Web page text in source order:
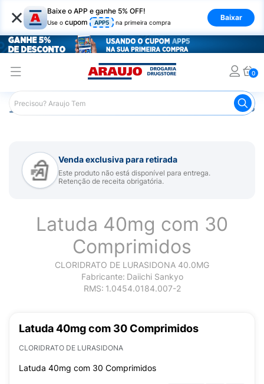
× Baixe o APP e ganhe 5% OFF!
Use o cupom APP5 na primeira compra
Baixar
0
Araujo Medicamentos Remédio para Sistema Nervoso
Venda exclusiva para retirada
Este produto não está disponível para entrega.
Retenção de receita obrigatória.
Latuda 40mg com 30
Comprimidos
CLORIDRATO DE LURASIDONA 40.0MG
Fabricante: Daiichi Sankyo
RMS: 1.0454.0184.007-2
Latuda 40mg com 30 Comprimidos
CLORIDRATO DE LURASIDONA
Latuda 40mg com 30 Comprimidos